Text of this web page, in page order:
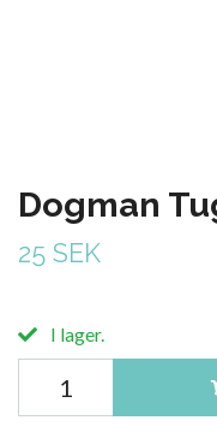
Dogman
25 SEK
I lager.